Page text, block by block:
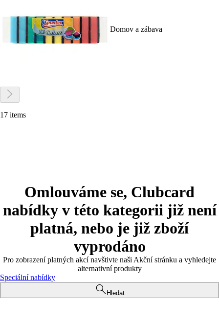
Domov a zábava
17 items
Omlouváme se, Clubcard
nabídky v této kategorii již není
platná, nebo je již zboží
vyprodáno
Pro zobrazení platných akcí navštivte naši Akční stránku a vyhledejte
alternativní produkty
Speciální nabídky
Hledat